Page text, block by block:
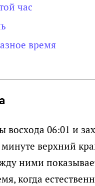
час
время
06:01 и
верхний
ними
когда